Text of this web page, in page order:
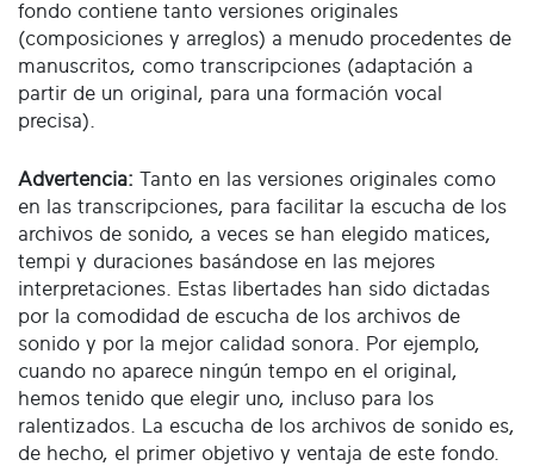
fondo contiene tanto versiones originales
(composiciones y arreglos) a menudo procedentes de
manuscritos, como transcripciones (adaptación a
partir de un original, para una formación vocal
precisa).
Advertencia: Tanto en las versiones originales como
en las transcripciones, para facilitar la escucha de los
archivos de sonido, a veces se han elegido matices,
tempi y duraciones basándose en las mejores
interpretaciones. Estas libertades han sido dictadas
por la comodidad de escucha de los archivos de
sonido y por la mejor calidad sonora. Por ejemplo,
cuando no aparece ningún tempo en el original,
hemos tenido que elegir uno, incluso para los
ralentizados. La escucha de los archivos de sonido es,
de hecho, el primer objetivo y ventaja de este fondo.